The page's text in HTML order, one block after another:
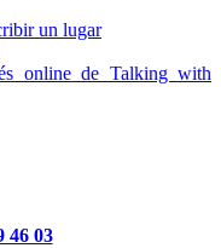
un lugar
online de Talking with
46 03